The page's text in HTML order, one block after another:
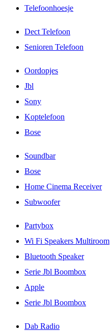
Telefoonhoesje
Dect Telefoon
Senioren Telefoon
Oordopjes
Jbl
Sony
Koptelefoon
Bose
Soundbar
Bose
Home Cinema Receiver
Subwoofer
Partybox
Wi Fi Speakers Multiroom
Bluetooth Speaker
Serie Jbl Boombox
Apple
Serie Jbl Boombox
Dab Radio